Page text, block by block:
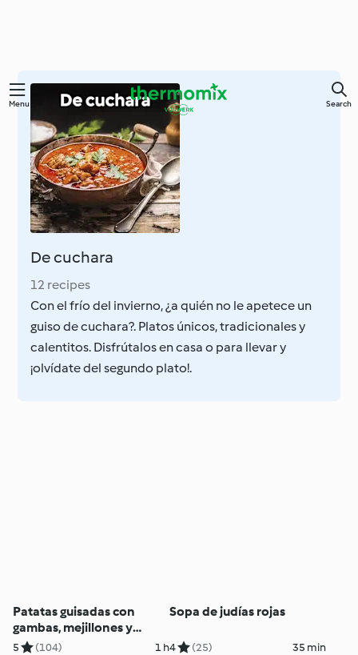
Skip
content
Menu Search
De cuchara
12 recipes
Con el frío del invierno, ¿a quién no le apetece un
guiso de cuchara?. Platos únicos, tradicionales y
calentitos. Disfrútalos en casa o para llevar y
¡olvídate del segundo plato!.
Patatas guisadas con
gambas, mejillones y
almejas
5 (104) 1 h
Sopa de judías rojas
4 (25) 35 min